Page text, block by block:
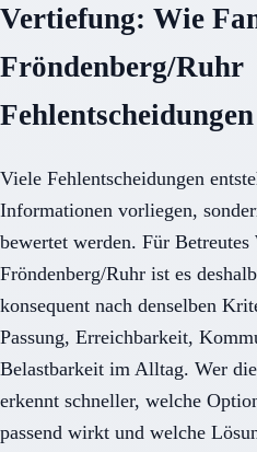
Vertiefung: Wie
Fröndenberg/Ruhr
Viele Fehlentscheidungen
Informationen vorliegen,
bewertet werden. Für Betreutes
Fröndenberg/Ruhr ist es
konsequent nach denselben
Passung, Erreichbarkeit,
Belastbarkeit im Alltag. Wer
erkennt schneller, welche
passend wirkt und welche